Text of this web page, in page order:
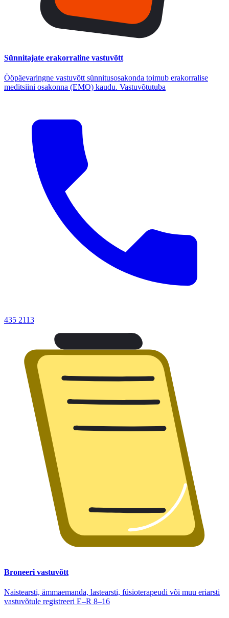
Sünnitajate erakorraline vastuvõtt
Ööpäevaringne vastuvõtt sünnitusosakonda toimub erakorralise
meditsiini osakonna (EMO) kaudu. Vastuvõtutuba
435 2113
Broneeri vastuvõtt
Naistearsti, ämmaemanda, lastearsti, füsioterapeudi või muu eriarsti
vastuvõtule registreeri E–R 8–16